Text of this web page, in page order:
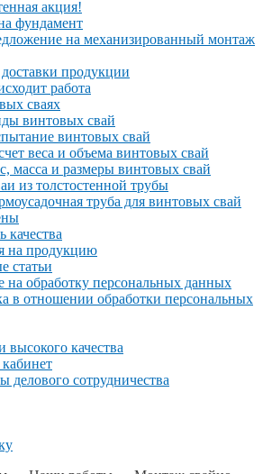
акция!
фундамент
на механизированный монтаж
продукции
работа
сваях
винтовых свай
винтовых свай
веса и объема винтовых свай
масса и размеры винтовых свай
из толстостенной трубы
труба для винтовых свай
качества
на продукцию
статьи
на обработку персональных данных
в отношении обработки персональных
высокого качества
делового сотрудничества